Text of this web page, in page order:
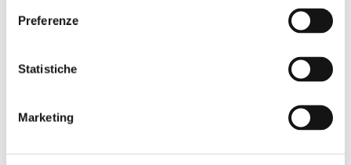
Preferenze
Statistiche
Marketing